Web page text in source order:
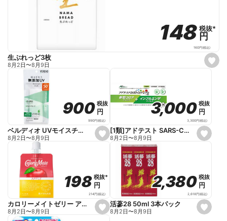
s
e
148
148税抜*
税抜*
円
円
160円(税込)
生ぶれっど3枚
8月2日〜8月9日
s
e
o
r
t
e
900
900税抜
税抜
円
円
990円(税込)
ベルディオ UVモイスチャージェルN 80g
8月2日〜8月9日
s
e
o
r
i
t
e
3,000
3,000 税抜
税抜
円
円
3,300円(税込)
[1類]アドテスト SARS-CoV-2/Flu(一般用)
8月2日〜8月9日
s
e
198
198税抜*
税抜*
円
円
214円(税込)
カロリーメイトゼリー アップル味 215g
8月2日〜8月9日
s
e
2,380
2,380 税抜
税抜
円
円
2,618円(税込)
活蔘28 50ml 3本パック
8月2日〜8月9日